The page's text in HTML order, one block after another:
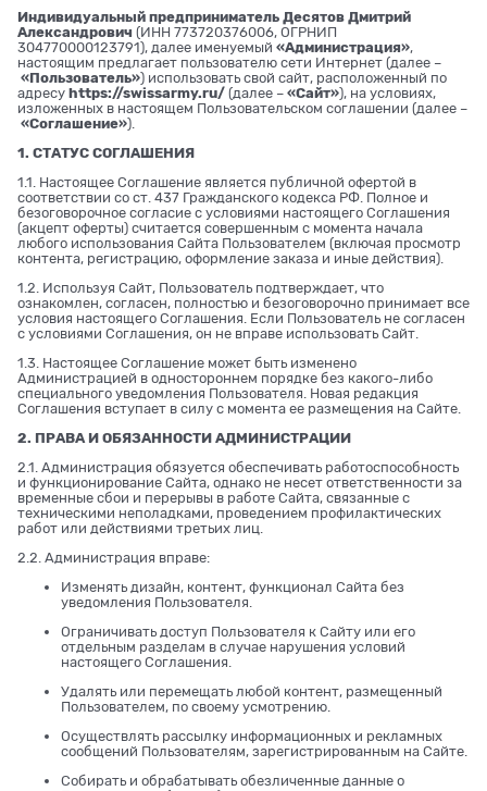
Индивидуальный предприниматель Десятов Дмитрий
Александрович (ИНН 773720376006, ОГРНИП
304770000123791), далее именуемый «Администрация»,
настоящим предлагает пользователю сети Интернет (далее –
«Пользователь») использовать свой сайт, расположенный по
адресу https://swissarmy.ru/ (далее – «Сайт»), на условиях,
изложенных в настоящем Пользовательском соглашении (далее –
«Соглашение»).
1. СТАТУС СОГЛАШЕНИЯ
1.1. Настоящее Соглашение является публичной офертой в
соответствии со ст. 437 Гражданского кодекса РФ. Полное и
безоговорочное согласие с условиями настоящего Соглашения
(акцепт оферты) считается совершенным с момента начала
любого использования Сайта Пользователем (включая просмотр
контента, регистрацию, оформление заказа и иные действия).
1.2. Используя Сайт, Пользователь подтверждает, что
ознакомлен, согласен, полностью и безоговорочно принимает все
условия настоящего Соглашения. Если Пользователь не согласен
с условиями Соглашения, он не вправе использовать Сайт.
1.3. Настоящее Соглашение может быть изменено
Администрацией в одностороннем порядке без какого-либо
специального уведомления Пользователя. Новая редакция
Соглашения вступает в силу с момента ее размещения на Сайте.
2. ПРАВА И ОБЯЗАННОСТИ АДМИНИСТРАЦИИ
2.1. Администрация обязуется обеспечивать работоспособность
и функционирование Сайта, однако не несет ответственности за
временные сбои и перерывы в работе Сайта, связанные с
техническими неполадками, проведением профилактических
работ или действиями третьих лиц.
2.2. Администрация вправе:
Изменять дизайн, контент, функционал Сайта без
уведомления Пользователя.
Ограничивать доступ Пользователя к Сайту или его
отдельным разделам в случае нарушения условий
настоящего Соглашения.
Удалять или перемещать любой контент, размещенный
Пользователем, по своему усмотрению.
Осуществлять рассылку информационных и рекламных
сообщений Пользователям, зарегистрированным на Сайте.
Собирать и обрабатывать обезличенные данные о